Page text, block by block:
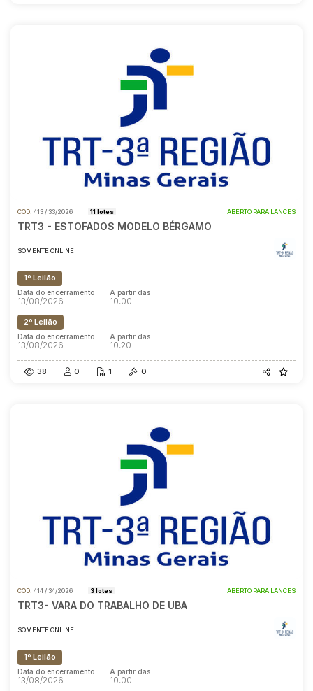
COD. 413 / 33/2026 11 lotes ABERTO PARA LANCES
TRT3 - ESTOFADOS MODELO BÉRGAMO
SOMENTE ONLINE
1º Leilão
Data do encerramento
13/08/2026
A partir das
10:00
2º Leilão
Data do encerramento
13/08/2026
A partir das
10:20
38 0 1 0
COD. 414 / 34/2026 3 lotes ABERTO PARA LANCES
TRT3- VARA DO TRABALHO DE UBA
SOMENTE ONLINE
1º Leilão
Data do encerramento
13/08/2026
A partir das
10:00